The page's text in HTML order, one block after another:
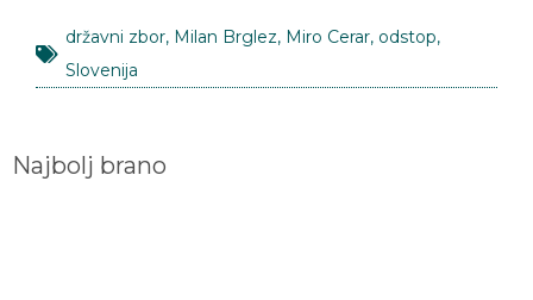
državni zbor, Milan Brglez, Miro Cerar, odstop,
Slovenija
Najbolj brano